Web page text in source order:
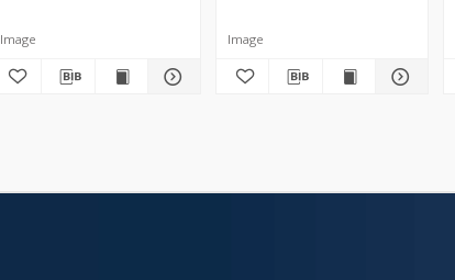
Image Image